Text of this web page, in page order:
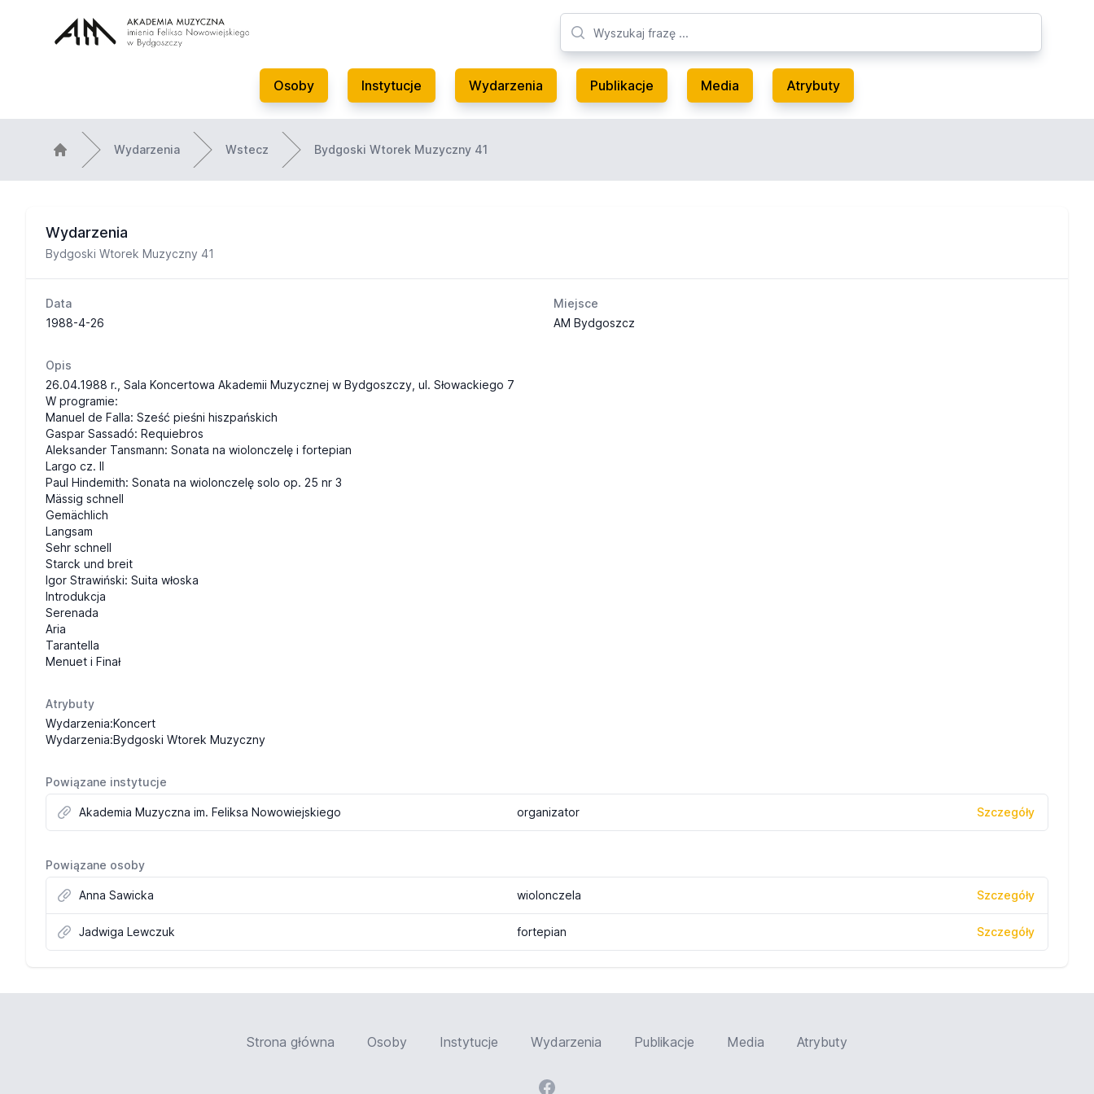
Osoby Instytucje Wydarzenia Publikacje Media Atrybuty
Wydarzenia Wstecz Bydgoski Wtorek Muzyczny 41
Wydarzenia
Bydgoski Wtorek Muzyczny 41
Data
1988-4-26
Miejsce
AM Bydgoszcz
Opis
26.04.1988 r., Sala Koncertowa Akademii Muzycznej w Bydgoszczy, ul. Słowackiego 7
W programie:
Manuel de Falla: Sześć pieśni hiszpańskich
Gaspar Sassadó: Requiebros
Aleksander Tansmann: Sonata na wiolonczelę i fortepian
Largo cz. II
Paul Hindemith: Sonata na wiolonczelę solo op. 25 nr 3
Mässig schnell
Gemächlich
Langsam
Sehr schnell
Starck und breit
Igor Strawiński: Suita włoska
Introdukcja
Serenada
Aria
Tarantella
Menuet i Finał
Atrybuty
Wydarzenia:Koncert
Wydarzenia:Bydgoski Wtorek Muzyczny
Powiązane instytucje
Akademia Muzyczna im. Feliksa Nowowiejskiego organizator Szczegóły
Powiązane osoby
Anna Sawicka wiolonczela Szczegóły
Jadwiga Lewczuk fortepian Szczegóły
Strona główna Osoby Instytucje Wydarzenia Publikacje Media Atrybuty